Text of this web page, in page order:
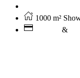
1000 m²
&